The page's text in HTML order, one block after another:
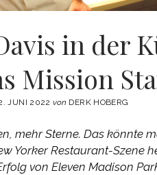
in der
Mission
JUNI 2022von DERK HOBERG
mehr Sterne. Das könnte
Yorker Restaurant-Szene
von Eleven Madison